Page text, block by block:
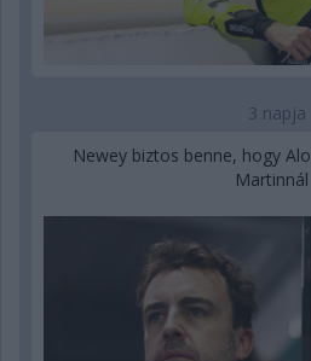
3 napja
Newey biztos benne, hogy
Martinnál